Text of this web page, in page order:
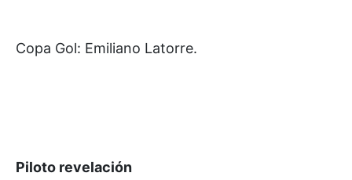
Copa Gol: Emiliano Latorre.
Piloto revelación